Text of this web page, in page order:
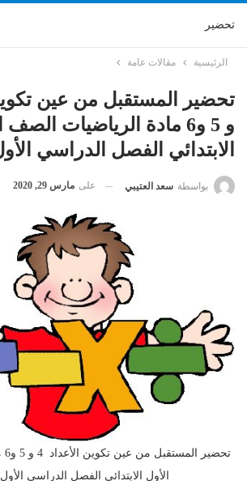
تحضير
الرئيسية مقالات عامة
و 5 و6 مادة الرياضيات الصف
الابتدائي الفصل الدراسي الأول 1442
بواسطة سعد العتيبي على مارس 29, 2020
الأول الابتدائي الفصل الدراسي الأول 1442 هـ